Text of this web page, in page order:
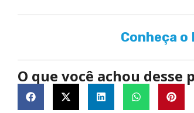
Conheça
O que você achou desse